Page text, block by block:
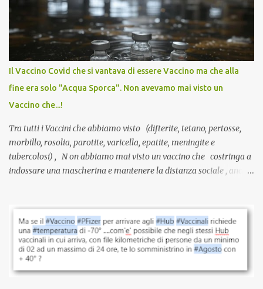
anti-Covid, un pro-farmaco, con autorizzazione condizionata,
sviluppato in tempi record, con tecnologie mai utilizzate prima su
larga scala, ancora oggetto di studio e di discussione
internazionale serve solo una firma. La tua. Lo si somministra
anche a persone sane, giovani, senza fattori di rischio, spesso già
serve una prescrizione. Non c’è diagnosi. Non c’è presa in carico.
L’unico atto richiesto è una fi...
Il Vaccino Covid che si vantava di essere Vaccino ma che alla
fine era solo "Acqua Sporca". Non avevamo mai visto un
Vaccino che...!
Tra tutti i Vaccini che abbiamo visto (difterite, tetano, pertosse,
morbillo, rosolia, parotite, varicella, epatite, meningite e
tubercolosi) , N on abbiamo mai visto un vaccino che costringa a
indossare una mascherina e mantenere la distanza sociale , anche
vaccinazione. Non avevamo mai sentito parlare di ricompense,
sconti, incentivi per vaccinarsi. Non avevamo mai visto
discriminazioni per coloro che non l’hanno fatto. Se non sei stato
vaccinato, nessuno aveva prima cercato di farti sentire una
persona cattiva. Non avevamo mai visto un vaccino che minacci le